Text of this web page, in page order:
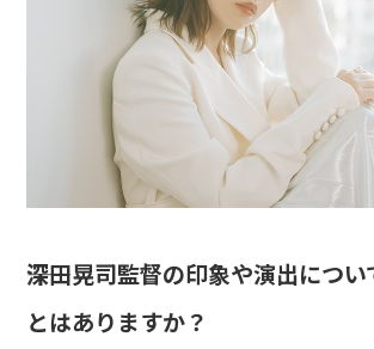
――深田晃司監督の印象や演出につ
とはありますか？